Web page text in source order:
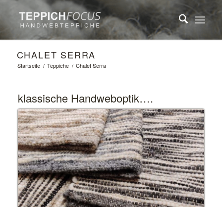
CHALET SERRA
Startseite / Teppiche / Chalet Serra
klassische Handweboptik….